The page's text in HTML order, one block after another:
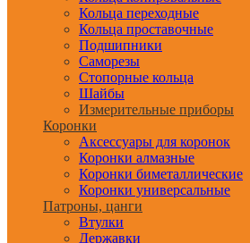
Кольца переходные
Кольца проставочные
Подшипники
Саморезы
Стопорные кольца
Шайбы
Измерительные приборы
Коронки
Аксессуары для коронок
Коронки алмазные
Коронки биметаллические
Коронки универсальные
Патроны, цанги
Втулки
Державки